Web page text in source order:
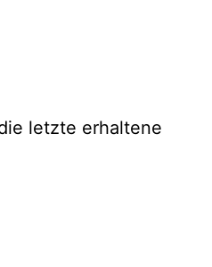
letzte erhaltene